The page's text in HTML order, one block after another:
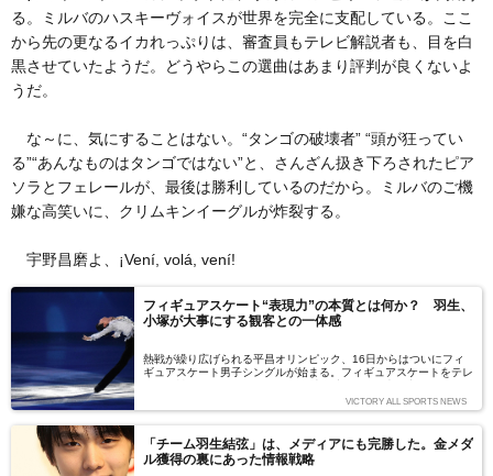
る。ミルバのハスキーヴォイスが世界を完全に支配している。ここ
から先の更なるイカれっぷりは、審査員もテレビ解説者も、目を白
黒させていたようだ。どうやらこの選曲はあまり評判が良くないよ
うだ。
な～に、気にすることはない。“タンゴの破壊者” “頭が狂ってい
る”“あんなものはタンゴではない”と、さんざん扱き下ろされたピア
ソラとフェレールが、最後は勝利しているのだから。ミルバのご機
嫌な高笑いに、クリムキンイーグルが炸裂する。
宇野昌磨よ、¡Vení, volá, vení!
フィギュアスケート“表現力”の本質とは何か？ 羽生、
小塚が大事にする観客との一体感
熱戦が繰り広げられる平昌オリンピック、16日からはついにフィ
ギュアスケート男子シングルが始まる。フィギュアスケートをテレ
たい何か？ どのように採点に結び付いているのか？ そして、選
手はどう向き合っているのか？ スケーターたちのプログラムをよ
＝沢田聡子）
VICTORY ALL SPORTS NEWS
「チーム羽生結弦」は、メディアにも完勝した。金メダ
ル獲得の裏にあった情報戦略